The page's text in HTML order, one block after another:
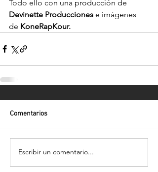
Todo ello con una producción de
Devinette Producciones e imágenes
de KoneRapKour.
Comentarios
Escribir un comentario...